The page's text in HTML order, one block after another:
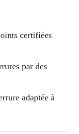
certifiées
par des
adaptée à